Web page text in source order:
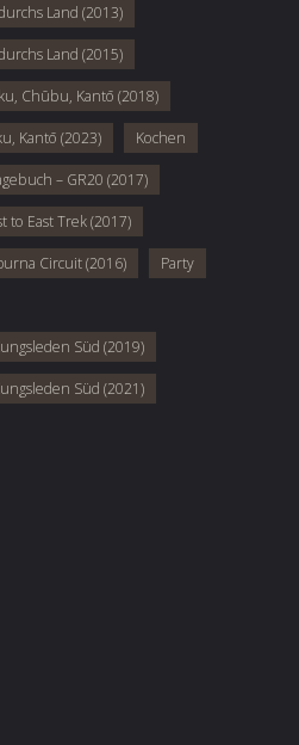
Land (2013)
Land (2015)
Chūbu, Kantō (2018)
Kantō (2023) Kochen
– GR20 (2017)
to East Trek (2017)
Circuit (2016) Party
Süd (2019)
Süd (2021)